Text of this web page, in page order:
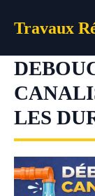
Travaux
LES